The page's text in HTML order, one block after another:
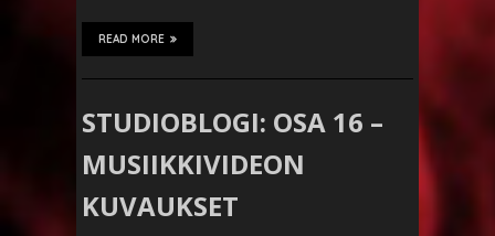
READ MORE
STUDIOBLOGI: OSA 16 –
MUSIIKKIVIDEON
KUVAUKSET